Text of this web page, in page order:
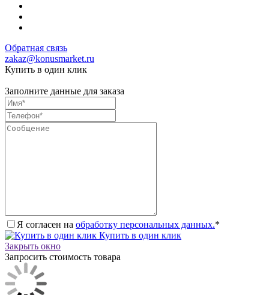
Обратная связь
zakaz@konusmarket.ru
Купить в один клик
Заполните данные для заказа
Я согласен на обработку персональных данных.*
Купить в один клик
Закрыть окно
Запросить стоимость товара